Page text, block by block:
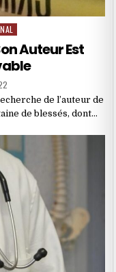
Auteur Est
de l’auteur de
de blessés, dont…